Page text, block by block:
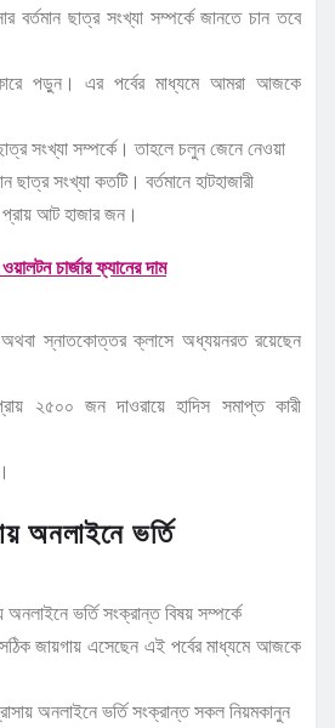
বর্তমান ছাত্র সংখ্যা সম্পর্কে জানতে চান তবে
পড়ুন। এর পর্বের মাধ্যমে আমরা আজকে
ছাত্র সংখ্যা সম্পর্কে। তাহলে চলুন জেনে নেওয়া
ছাত্র সংখ্যা কতটি। বর্তমানে হাটহাজারী
প্রায় আট হাজার জন।
চার্জার ফ্যানের দাম
অথবা স্নাতকোত্তর ক্লাসে অধ্যয়নরত রয়েছেন
২৫০০ জন দাওরায়ে হাদিস সমাপ্ত কারী
অনলাইনে ভর্তি
অনলাইনে ভর্তি সংক্রান্ত বিষয় সম্পর্কে
জায়গায় এসেছেন এই পর্বের মাধ্যমে আজকে
অনলাইনে ভর্তি সংক্রান্ত সকল নিয়মকানুন